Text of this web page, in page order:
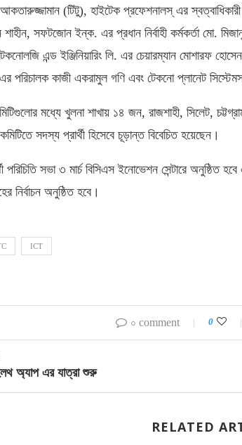
(টিটু), হাইটেক প্রফেশনালস্ এর
শাহীন, সফটজোন ইন্ক. এর প্রধান নির্বাহী কর্মকর্তা মো.
এন্ড ইঞ্জিনিয়ারিং লি. এর চেয়ারম্যান মোশারফ
পরিচালক কাজী একরামুল গণি এবং টেকনো প্লানেট
মধ্যে খুলনা শাখায় ১৪ জন, রাজশাহী, সিলেট,
সদস্য প্রার্থী হিসেবে চূড়ান্ত বিবেচিত হয়েছেন।
পরিচিতি সভা ৩ মার্চ বিসিএস ইনোভেশন সেন্টারে অনুষ্ঠিত
নির্বাচন অনুষ্ঠিত হবে।
ICT
০ comment 0
অ্যাপ এর যাত্রা শুরু
RELATED